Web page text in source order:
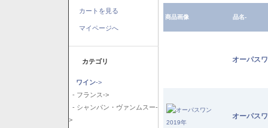
カートを見る
マイページへ
カテゴリ
ワイン->
- フランス->
- シャンパン・ヴァンムスー-
>
商品画像 品名-
オーパス
オーパス